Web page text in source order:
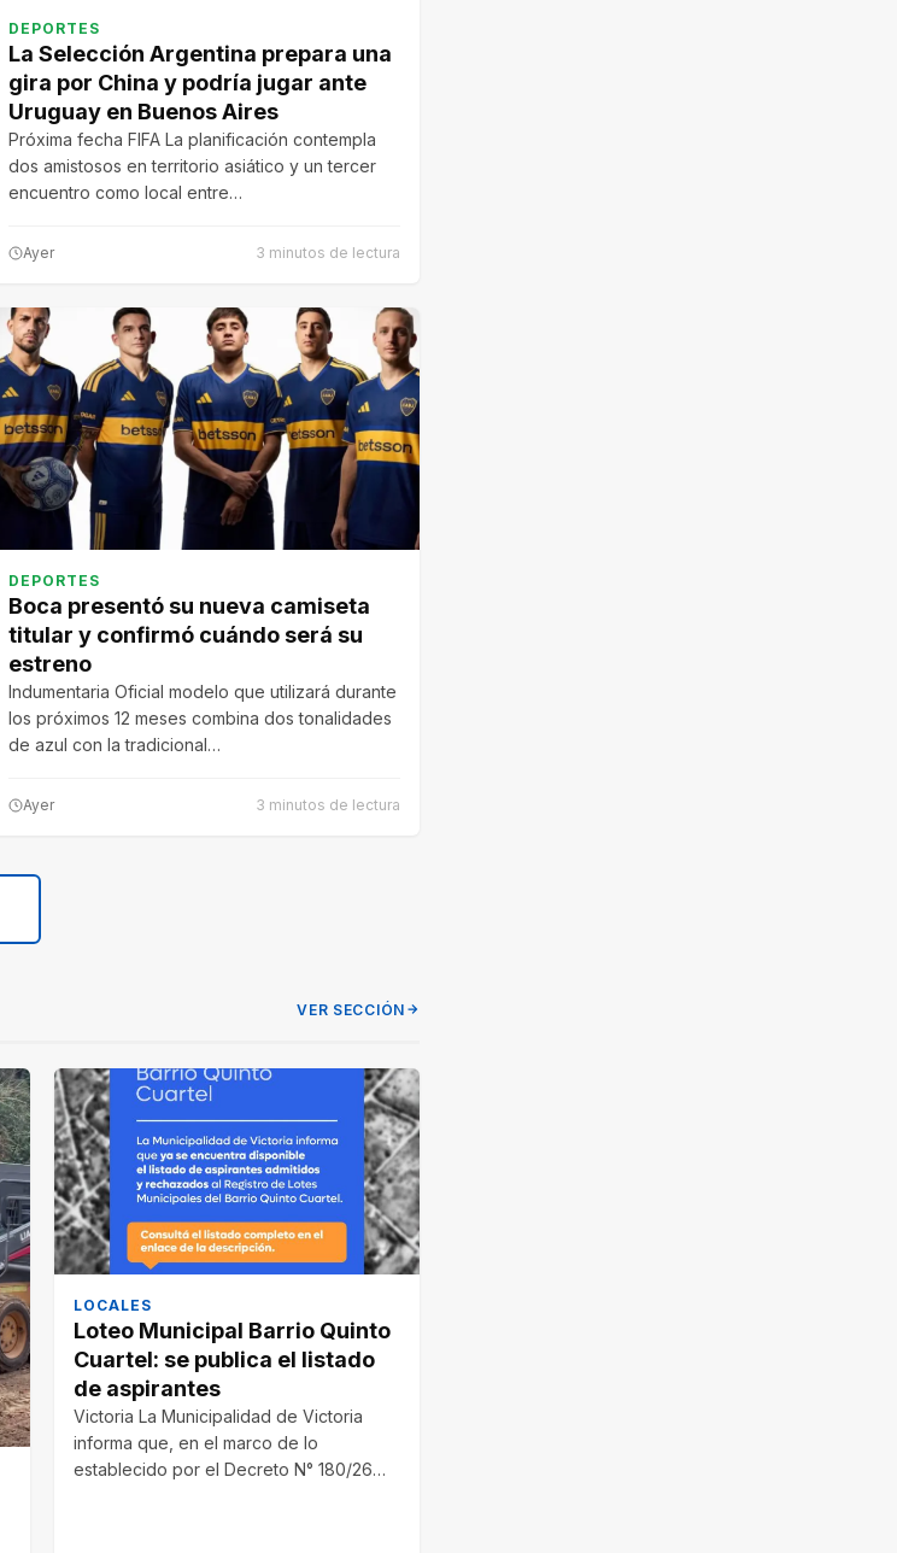
DEPORTES
La Selección Argentina prepara una
gira por China y podría jugar ante
Uruguay en Buenos Aires
Próxima fecha FIFA La planificación contempla
dos amistosos en territorio asiático y un tercer
encuentro como local entre…
Ayer 3 minutos de lectura
DEPORTES
Boca presentó su nueva camiseta
titular y confirmó cuándo será su
estreno
Indumentaria Oficial modelo que utilizará durante
los próximos 12 meses combina dos tonalidades
de azul con la tradicional…
Ayer 3 minutos de lectura
VER SECCIÓN
LOCALES
Loteo Municipal Barrio Quinto
Cuartel: se publica el listado
de aspirantes
Victoria La Municipalidad de Victoria
informa que, en el marco de lo
establecido por el Decreto N° 180/26…